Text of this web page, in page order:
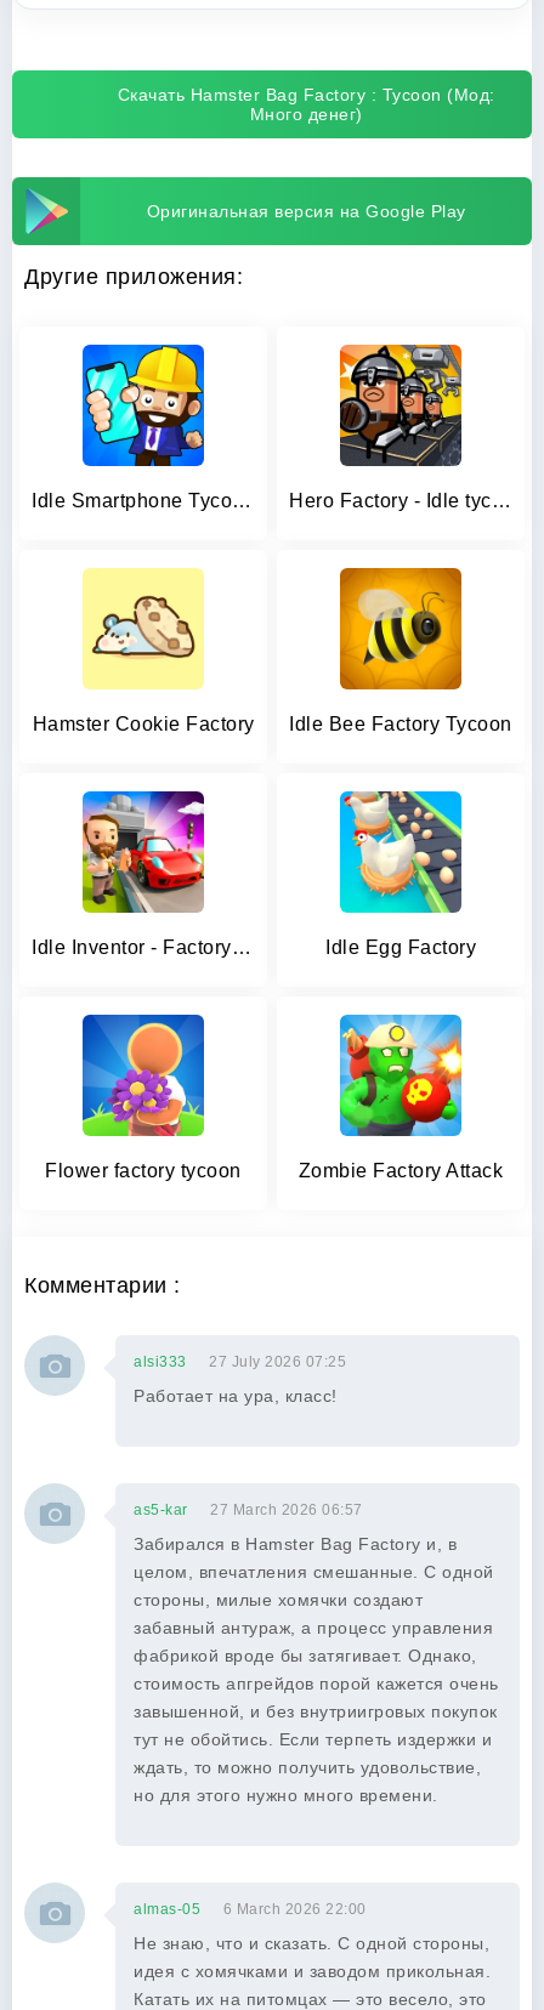
Скачать Hamster Bag Factory : Tycoon (Мод:
Много денег)
Оригинальная версия на Google Play
Другие приложения:
Idle Smartphone Tycoon Factory Hero Factory - Idle tycoon
Hamster Cookie Factory Idle Bee Factory Tycoon
Idle Inventor - Factory Tycoon Idle Egg Factory
Flower factory tycoon Zombie Factory Attack
Комментарии :
alsi333 27 July 2026 07:25
Работает на ура, класс!
as5-kar 27 March 2026 06:57
Забирался в Hamster Bag Factory и, в
целом, впечатления смешанные. С одной
стороны, милые хомячки создают
забавный антураж, а процесс управления
фабрикой вроде бы затягивает. Однако,
стоимость апгрейдов порой кажется очень
завышенной, и без внутриигровых покупок
тут не обойтись. Если терпеть издержки и
ждать, то можно получить удовольствие,
но для этого нужно много времени.
almas-05 6 March 2026 22:00
Не знаю, что и сказать. С одной стороны,
идея с хомячками и заводом прикольная.
Катать их на питомцах — это весело, это